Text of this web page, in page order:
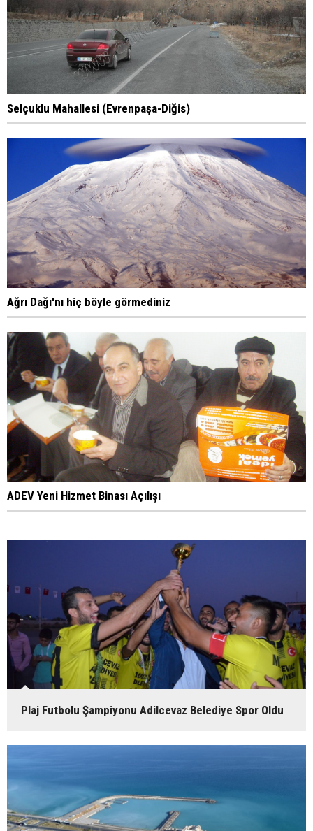
Selçuklu Mahallesi (Evrenpaşa-Diğis)
Ağrı Dağı'nı hiç böyle görmediniz
ADEV Yeni Hizmet Binası Açılışı
Plaj Futbolu Şampiyonu Adilcevaz Belediye Spor Oldu